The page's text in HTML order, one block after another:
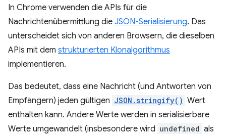
In Chrome verwenden die APIs für die
Nachrichtenübermittlung die JSON-Serialisierung. Das
unterscheidet sich von anderen Browsern, die dieselben
APIs mit dem strukturierten Klonalgorithmus
implementieren.
Das bedeutet, dass eine Nachricht (und Antworten von
Empfängern) jeden gültigen JSON.stringify() Wert
enthalten kann. Andere Werte werden in serialisierbare
Werte umgewandelt (insbesondere wird undefined als